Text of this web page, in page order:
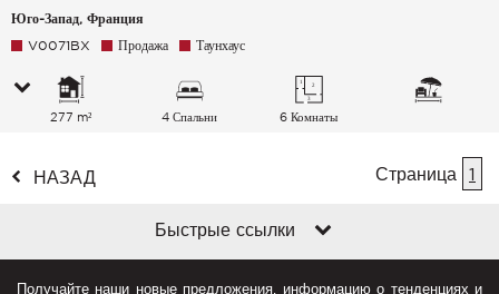
Юго-Запад, Франция
V0071BX Продажа Таунхаус
277 m² 4 Спальни 6 Комнаты
НАЗАД Страница 1
Быстрые ссылки
Получайте наши новые предложения, информацию о тенденциях и